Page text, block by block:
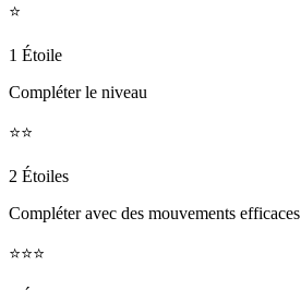
⭐
1 Étoile
Compléter le niveau
⭐⭐
2 Étoiles
Compléter avec des mouvements efficaces
⭐⭐⭐